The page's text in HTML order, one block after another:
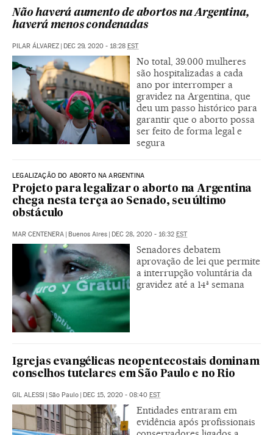
Não haverá aumento de abortos na Argentina,
haverá menos condenadas
PILAR ÁLVAREZ | DEC 29, 2020 - 18:28 EST
No total, 39.000 mulheres
são hospitalizadas a cada
ano por interromper a
gravidez na Argentina, que
deu um passo histórico para
garantir que o aborto possa
ser feito de forma legal e
segura
LEGALIZAÇÃO DO ABORTO NA ARGENTINA
Projeto para legalizar o aborto na Argentina
chega nesta terça ao Senado, seu último
obstáculo
MAR CENTENERA | Buenos Aires | DEC 28, 2020 - 16:32 EST
Senadores debatem
aprovação de lei que permite
a interrupção voluntária da
gravidez até a 14ª semana
Igrejas evangélicas neopentecostais dominam
conselhos tutelares em São Paulo e no Rio
GIL ALESSI | São Paulo | DEC 15, 2020 - 08:40 EST
Entidades entraram em
evidência após profissionais